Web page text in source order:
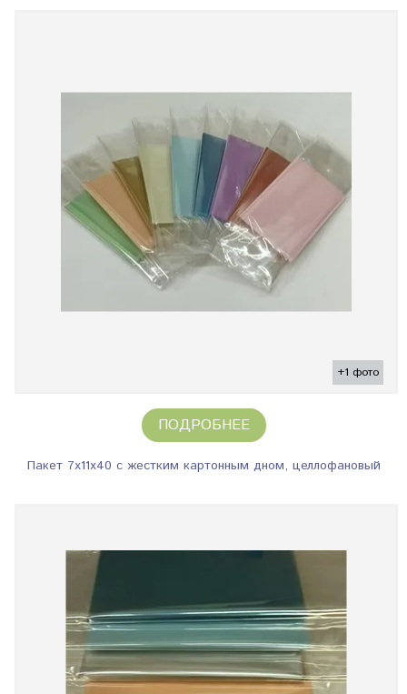
+1 фото
ПОДРОБНЕЕ
Пакет 7х11х40 с жестким картонным дном, целлофановый